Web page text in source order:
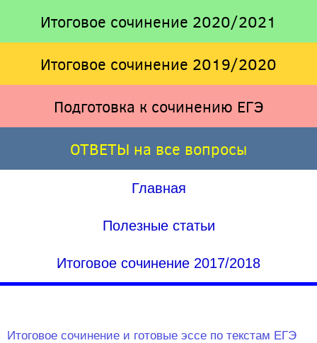
Итоговое сочинение 2020/2021
Итоговое сочинение 2019/2020
Подготовка к сочинению ЕГЭ
ОТВЕТЫ на все вопросы
Главная
Полезные статьи
Итоговое сочинение 2017/2018
Итоговое сочинение и готовые эссе по текстам ЕГЭ